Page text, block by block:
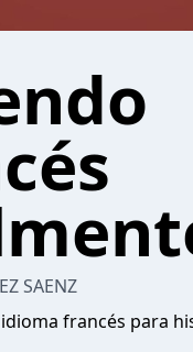
SAENZ
francés para